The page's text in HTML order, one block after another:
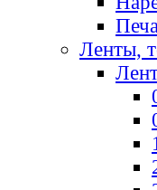
Ленты,